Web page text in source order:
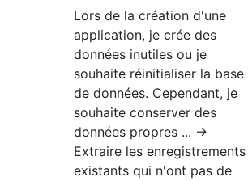
Lors de la création d'une
application, je crée des
données inutiles ou je
souhaite réinitialiser la base
de données. Cependant, je
souhaite conserver des
données propres ... →
Extraire les enregistrements
existants qui n'ont pas de